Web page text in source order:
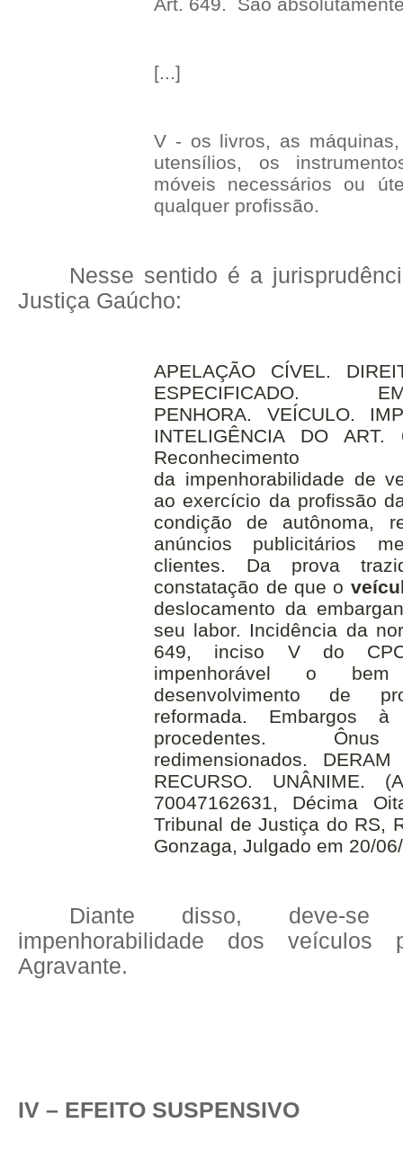
[...]
V - os livros, as
utensílios, os
móveis necessários ou
qualquer profissão.
Nesse sentido é a
Justiça Gaúcho:
APELAÇÃO CÍVEL.
ESPECIFICADO.
PENHORA.
VEÍCULO.
INTELIGÊNCIA DO
Reconhecimento
da impenhorabilidade de
ao exercício da profissão
condição de autônoma,
anúncios publicitários
clientes. Da prova
constatação de que o
deslocamento da
seu labor. Incidência da
649, inciso V do
impenhorável o
desenvolvimento de
reformada. Embargos à
procedentes. Ônus
redimensionados.
RECURSO. UNÂNIME.
70047162631, Décima
Tribunal de Justiça do RS,
Gonzaga, Julgado em 20/
Diante disso, deve-se
impenhorabilidade dos veículos
Agravante.
IV – EFEITO SUSPENSIVO